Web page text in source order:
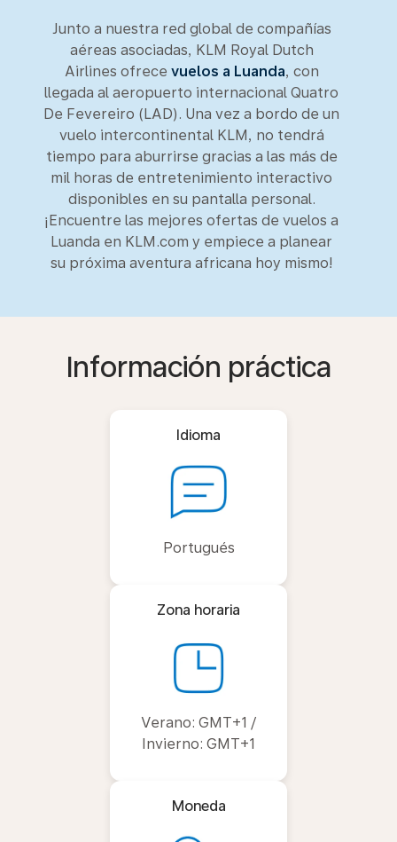
Junto a nuestra red global de compañías
aéreas asociadas, KLM Royal Dutch
Airlines ofrece vuelos a Luanda, con
llegada al aeropuerto internacional Quatro
De Fevereiro (LAD). Una vez a bordo de un
vuelo intercontinental KLM, no tendrá
tiempo para aburrirse gracias a las más de
mil horas de entretenimiento interactivo
disponibles en su pantalla personal.
¡Encuentre las mejores ofertas de vuelos a
Luanda en KLM.com y empiece a planear
su próxima aventura africana hoy mismo!
Información práctica
Idioma
Portugués
Zona horaria
Verano: GMT+1 /
Invierno: GMT+1
Moneda